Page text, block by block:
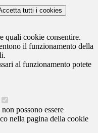
tutti i cookies
quali cookie consentire.
il funzionamento della
al funzionamento potete
possono essere
nella pagina della cookie